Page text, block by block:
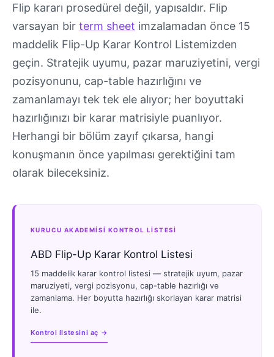
Flip kararı prosedürel değil, yapısaldır. Flip
varsayan bir term sheet imzalamadan önce 15
maddelik Flip-Up Karar Kontrol Listemizden
geçin. Stratejik uyumu, pazar maruziyetini, vergi
pozisyonunu, cap-table hazırlığını ve
zamanlamayı tek tek ele alıyor; her boyuttaki
hazırlığınızı bir karar matrisiyle puanlıyor.
Herhangi bir bölüm zayıf çıkarsa, hangi
konuşmanın önce yapılması gerektiğini tam
olarak bileceksiniz.
KURUCU AKADEMİSİ KONTROL LİSTESİ
ABD Flip-Up Karar Kontrol Listesi
15 maddelik karar kontrol listesi — stratejik uyum, pazar
maruziyeti, vergi pozisyonu, cap-table hazırlığı ve
zamanlama. Her boyutta hazırlığı skorlayan karar matrisi
ile.
Kontrol listesini aç →